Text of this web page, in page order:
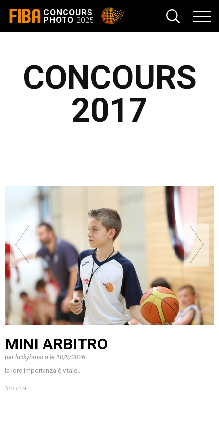
FIBA CONCOURS
PHOTO 2025
CONCOURS
2017
MINI ARBITRO
parluckybrusca le 10/8/2026
la loro importanza è vitale...
#social